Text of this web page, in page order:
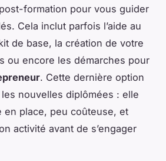
formation pour vous guider
Cela inclut parfois l’aide au
de base, la création de votre
ou encore les démarches pour
. Cette dernière option
nouvelles diplômées : elle
en place, peu coûteuse, et
activité avant de s’engager